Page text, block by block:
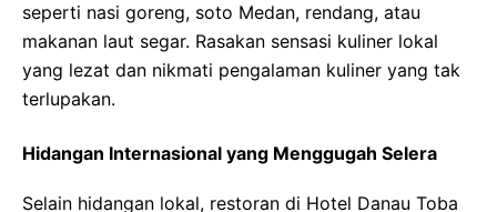
seperti nasi goreng, soto Medan, rendang, atau
makanan laut segar. Rasakan sensasi kuliner lokal
yang lezat dan nikmati pengalaman kuliner yang tak
terlupakan.
Hidangan Internasional yang Menggugah Selera
Selain hidangan lokal, restoran di Hotel Danau Toba